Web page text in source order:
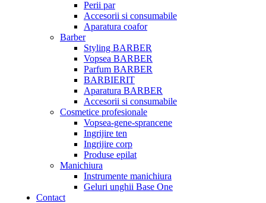
Perii par
Accesorii si consumabile
Aparatura coafor
Barber
Styling BARBER
Vopsea BARBER
Parfum BARBER
BARBIERIT
Aparatura BARBER
Accesorii si consumabile
Cosmetice profesionale
Vopsea-gene-sprancene
Ingrijire ten
Ingrijire corp
Produse epilat
Manichiura
Instrumente manichiura
Geluri unghii Base One
Contact